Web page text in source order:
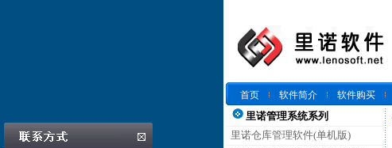
首页 软件简介 软件购买
里诺管理系统系列
里诺仓库管理软件(单机版)